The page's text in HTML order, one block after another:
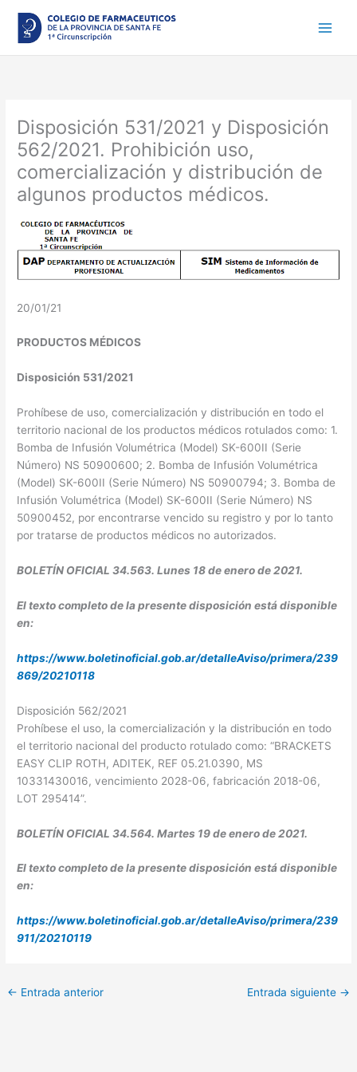
contenido
Disposición 531/2021 y Disposición
562/2021. Prohibición uso,
comercialización y distribución de
algunos productos médicos.
20/01/21
PRODUCTOS MÉDICOS
Disposición 531/2021
Prohíbese de uso, comercialización y distribución en todo el
territorio nacional de los productos médicos rotulados como: 1.
Bomba de Infusión Volumétrica (Model) SK-600II (Serie
Número) NS 50900600; 2. Bomba de Infusión Volumétrica
(Model) SK-600II (Serie Número) NS 50900794; 3. Bomba de
Infusión Volumétrica (Model) SK-600II (Serie Número) NS
50900452, por encontrarse vencido su registro y por lo tanto
por tratarse de productos médicos no autorizados.
BOLETÍN OFICIAL 34.563. Lunes 18 de enero de 2021.
El texto completo de la presente disposición está disponible
en:
https://www.boletinoficial.gob.ar/detalleAviso/primera/239
869/20210118
Disposición 562/2021
Prohíbese el uso, la comercialización y la distribución en todo
el territorio nacional del producto rotulado como: “BRACKETS
EASY CLIP ROTH, ADITEK, REF 05.21.0390, MS
10331430016, vencimiento 2028-06, fabricación 2018-06,
LOT 295414”.
BOLETÍN OFICIAL 34.564. Martes 19 de enero de 2021.
El texto completo de la presente disposición está disponible
en:
https://www.boletinoficial.gob.ar/detalleAviso/primera/239
911/20210119
← Entrada anterior Entrada siguiente →